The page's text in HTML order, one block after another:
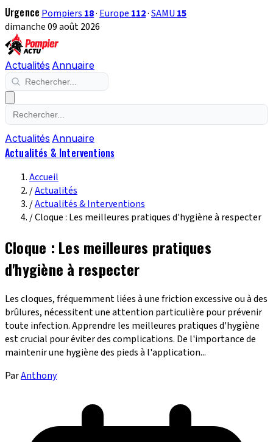
Urgence Pompiers 18· Europe 112·SAMU 15
dimanche 09 août 2026
Actualités Annuaire
Actualités Annuaire
Actualités & Interventions
Accueil
/Actualités
/Actualités & Interventions
/Cloque : Les meilleures pratiques d'hygiène à respecter
Cloque : Les meilleures pratiques
d'hygiène à respecter
Les cloques, fréquemment liées à une friction excessive ou à des
brûlures, nécessitent une attention particulière pour prévenir
toute infection. Apprendre les meilleures pratiques d'hygiène
est crucial pour éviter des complications. De l'importance de
maintenir une hygiène des pieds à l'application...
ParAnthony